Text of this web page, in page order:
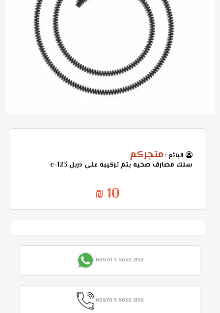
البائع : متجركم
سلك مصارف صحيه يتم تركيبه على دريل c-123
10 ₪
00970 5 6630 2150
00970 5 6630 2150